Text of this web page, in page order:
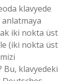
klavyede
anlatmaya
iki nokta üst
(iki nokta üst
Bu, klavyedeki